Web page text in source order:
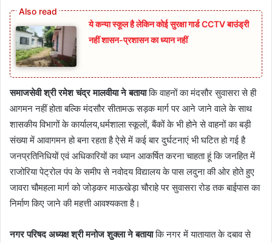
ये कन्या स्कूल है लेकिन कोई सुरक्षा गार्ड CCTV बाउंड्री
नहीं शासन-प्रशासन का ध्यान नहीं
समाजसेवी श्री रमेश चंद्र मालवीया ने बतायाकि वाहनों का मंदसौर सुवासरा से ही
आगमन नहीं होता बल्कि मंदसौर सीतामऊ सड़क मार्ग पर आने जाने वाले के साथ
शासकीय विभागों के कार्यालय,धर्मशाला स्कूलों, बैंकों के भी होने से वाहनों का बड़ी
संख्या में आवागमन हो बना रहता है ऐसे में कई बार दुर्घटनाएं भी घटित हो गई है
जनप्रतिनिधियों एवं अधिकारियों का ध्यान आकर्षित करना चाहता हूं कि जनहित में
राजोरिया पेट्रोल पंप के समीप से नवोदय विद्यालय के पास लदुना की ओर होते हुए
जावरा चौमहला मार्ग को जोड़कर माऊखेड़ा चौराहे पर सुवासरा रोड तक बाईपास का
निर्माण किए जाने की महत्ती आवश्यकता है।
नगर परिषद अध्यक्ष श्री मनोज शुक्ला ने बतायाकि नगर में यातायात के दबाव से